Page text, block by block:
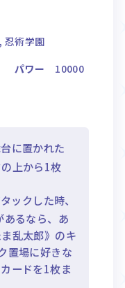
忍術学園
パワー
10000
に置かれた
上から1枚
ックした時、
あるなら、あ
乱太郎》のキ
置場に好きな
ードを1枚ま